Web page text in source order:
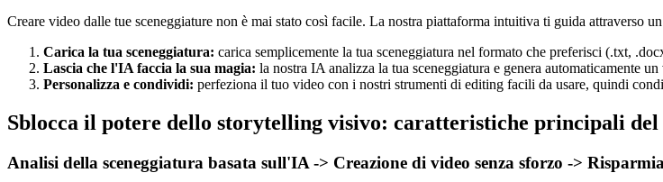
Creare video dalle tue sceneggiature non è mai stato così facile. La nostra piattaforma intuitiva ti guida attraverso
Carica la tua sceneggiatura: carica semplicemente la tua sceneggiatura nel formato che preferisci (.txt,
Lascia che l'IA faccia la sua magia: la nostra IA analizza la tua sceneggiatura e genera automaticamente
Personalizza e condividi: perfeziona il tuo video con i nostri strumenti di editing facili da usare, quindi
Sblocca il potere dello storytelling visivo: caratteristiche principali del
Analisi della sceneggiatura basata sull'IA -> Creazione di video senza sforzo ->